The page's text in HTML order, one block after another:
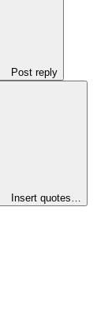
Post reply
Insert quotes…